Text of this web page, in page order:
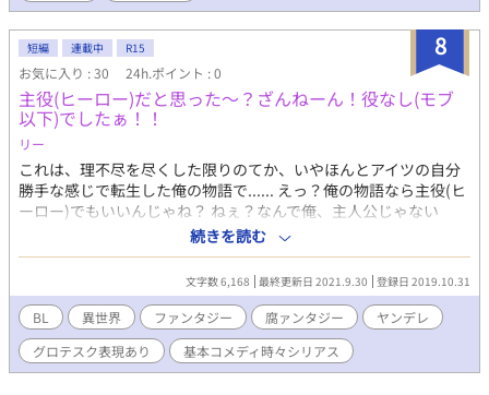
8
短編 連載中 R15
お気に入り : 30 24h.ポイント : 0
主役(ヒーロー)だと思った〜？ざんねーん！役なし(モブ
以下)でしたぁ！！
リー
これは、理不尽を尽くした限りのてか、いやほんとアイツの自分
勝手な感じで転生した俺の物語で...... えっ？俺の物語なら主役(ヒ
ーロー)でもいいんじゃね？ ねぇ？なんで俺、主人公じゃない
の！？なんで役なし(モブ以下)扱いなの！？ ※主人公がアホで
す。コメディー時々シリアス。グロテスクな表現があります。苦
続きを読む
文字数 6,168 最終更新日 2021.9.30 登録日 2019.10.31
BL 異世界 ファンタジー 腐ァンタジー
ヤンデレ
グロテスク表現あり
基本コメディ時々シリアス